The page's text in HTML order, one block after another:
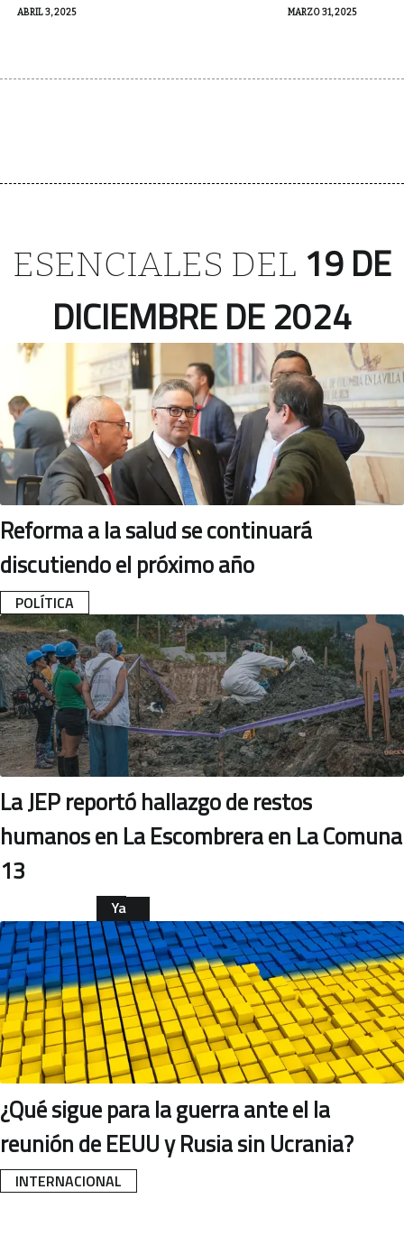
ESENCIALES DEL 19 DE
DICIEMBRE DE 2024
POLÍTICA
Reforma a la salud se continuará
discutiendo el próximo año
REGIONAL
Ya
leíste
esta
nota
La JEP reportó hallazgo de restos
humanos en La Escombrera en La Comuna
13
INTERNACIONAL
¿Qué sigue para la guerra ante el la
reunión de EEUU y Rusia sin Ucrania?
ABRIL 3, 2025 MARZO 31, 2025